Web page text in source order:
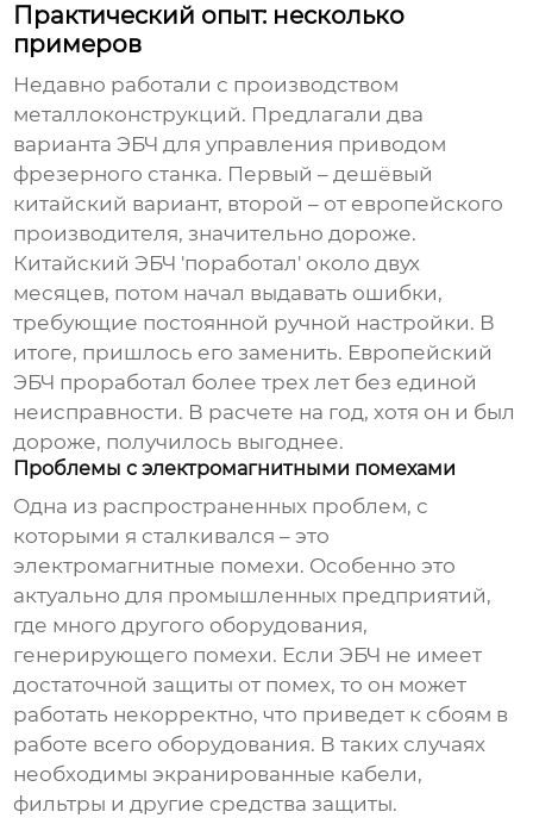
Практический опыт: несколько
примеров
Недавно работали с производством
металлоконструкций. Предлагали два
варианта ЭБЧ для управления приводом
фрезерного станка. Первый – дешёвый
китайский вариант, второй – от европейского
производителя, значительно дороже.
Китайский ЭБЧ 'поработал' около двух
месяцев, потом начал выдавать ошибки,
требующие постоянной ручной настройки. В
итоге, пришлось его заменить. Европейский
ЭБЧ проработал более трех лет без единой
неисправности. В расчете на год, хотя он и был
дороже, получилось выгоднее.
Проблемы с электромагнитными помехами
Одна из распространенных проблем, с
которыми я сталкивался – это
электромагнитные помехи. Особенно это
актуально для промышленных предприятий,
где много другого оборудования,
генерирующего помехи. Если ЭБЧ не имеет
достаточной защиты от помех, то он может
работать некорректно, что приведет к сбоям в
работе всего оборудования. В таких случаях
необходимы экранированные кабели,
фильтры и другие средства защиты.